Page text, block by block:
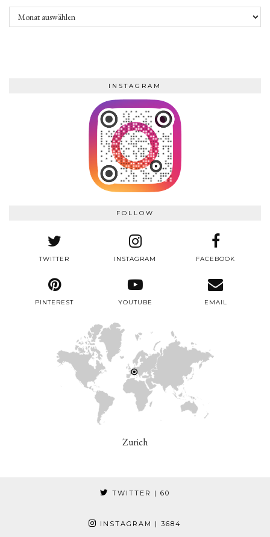
Archive
INSTAGRAM
FOLLOW
TWITTER INSTAGRAM FACEBOOK
PINTEREST YOUTUBE EMAIL
Zurich
TWITTER | 60
INSTAGRAM | 3684